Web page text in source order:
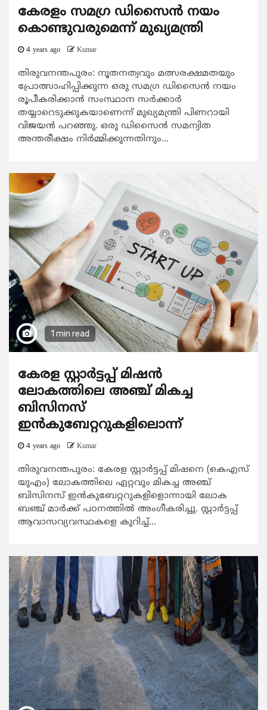
കേരളം സമഗ്ര ഡിസൈന്‍ നയം
കൊണ്ടുവരുമെന്ന് മുഖ്യമന്ത്രി
4 years ago Kumar
തിരുവനന്തപുരം: നൂതനത്വവും മത്സരക്ഷമതയും
പ്രോത്സാഹിപ്പിക്കുന്ന ഒരു സമഗ്ര ഡിസൈന്‍ നയം
രൂപീകരിക്കാന്‍ സംസ്ഥാന സര്‍ക്കാര്‍
തയ്യാറെടുക്കുകയാണെന്ന് മുഖ്യമന്ത്രി പിണറായി
വിജയന്‍ പറഞ്ഞു. ഒരു ഡിസൈന്‍ സമന്വിത
അന്തരീക്ഷം നിര്‍മ്മിക്കുന്നതിനും...
1 min read
കേരള സ്റ്റാര്‍ട്ടപ്പ് മിഷന്‍
ലോകത്തിലെ അഞ്ച് മികച്ച
ബിസിനസ്
ഇന്‍കുബേറ്ററുകളിലൊന്ന്
4 years ago Kumar
തിരുവനന്തപുരം: കേരള സ്റ്റാര്‍ട്ടപ്പ് മിഷനെ (കെഎസ്
യുഎം) ലോകത്തിലെ ഏറ്റവും മികച്ച അഞ്ച്
ബിസിനസ് ഇന്‍കുബേറ്ററുകളിളൊന്നായി ലോക
ബഞ്ച് മാര്‍ക്ക് പഠനത്തില്‍ അംഗീകരിച്ചു. സ്റ്റാര്‍ട്ടപ്പ്
ആവാസവ്യവസ്ഥകളെ കുറിച്ച്...